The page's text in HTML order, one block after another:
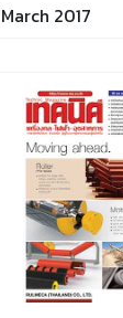
March 2017